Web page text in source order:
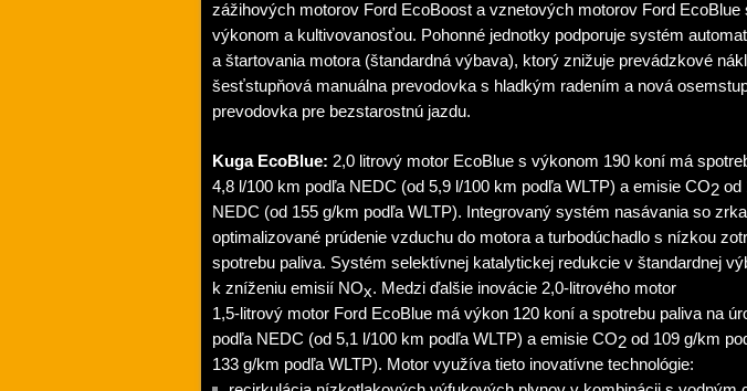
zážihových motorov Ford EcoBoost a vznetových motorov Ford EcoBlue
výkonom a kultivovanosťou. Pohonné jednotky podporuje systém
a štartovania motora (štandardná výbava), ktorý znižuje prevádzkové
šesťstupňová manuálna prevodovka s hladkým radením a nová
prevodovka pre bezstarostnú jazdu.
Kuga EcoBlue: 2,0 litrový motor EcoBlue s výkonom 190 koní má
4,8 l/100 km podľa NEDC (od 5,9 l/100 km podľa WLTP) a emisie CO2 od
NEDC (od 155 g/km podľa WLTP). Integrovaný systém nasávania so
optimalizované prúdenie vzduchu do motora a turbodúchadlo s nízkou
spotrebu paliva. Systém selektívnej katalytickej redukcie v štandardnej
k zníženiu emisií NOx. Medzi ďalšie inovácie 2,0-litrového motor
1,5-litrový motor Ford EcoBlue má výkon 120 koní a spotrebu paliva na
podľa NEDC (od 5,1 l/100 km podľa WLTP) a emisie CO2 od 109 g/km
133 g/km podľa WLTP). Motor využíva tieto inovatívne technológie: